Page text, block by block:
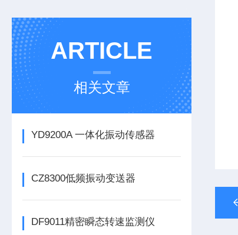
ARTICLE
相关文章
YD9200A 一体化振动传感器
CZ8300低频振动变送器
DF9011精密瞬态转速监测仪